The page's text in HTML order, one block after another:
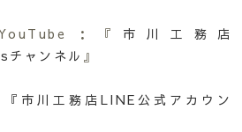
：『 市川工務店
ャンネル 』
『市川工務店LINE公式アカウン